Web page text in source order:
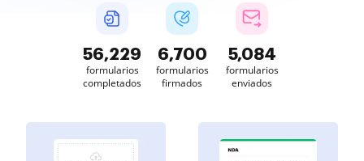
56,229
formularios
completados
6,700
formularios
firmados
5,084
formularios
enviados